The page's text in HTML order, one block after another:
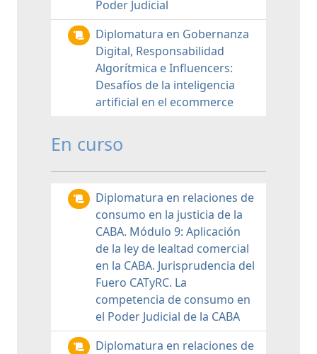
Poder Judicial
Diplomatura en Gobernanza
Digital, Responsabilidad
Algorítmica e Influencers:
Desafíos de la inteligencia
artificial en el ecommerce
En curso
Diplomatura en relaciones de
consumo en la justicia de la
CABA. Módulo 9: Aplicación
de la ley de lealtad comercial
en la CABA. Jurisprudencia del
Fuero CATyRC. La
competencia de consumo en
el Poder Judicial de la CABA
Diplomatura en relaciones de